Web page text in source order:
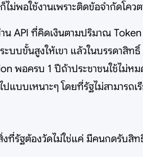
พอใช้งานเพราะติดข้อจำกัดโควต
API ที่คิดเงินตามปริมาณ
บบขั้นสูงให้เขา แล้วในบรรดาสิ
พอครบ 1 ปีถ้าประชาชนใช้ไม่ห
แบบเหนาะๆ โดยที่รัฐไม่สามารถ
ที่รัฐต้องวัดไม่ใช่แค่ มีคนกดรับสิ